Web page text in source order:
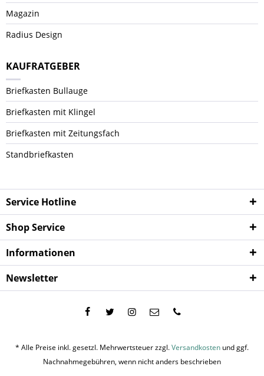
Magazin
Radius Design
KAUFRATGEBER
Briefkasten Bullauge
Briefkasten mit Klingel
Briefkasten mit Zeitungsfach
Standbriefkasten
Service Hotline
Shop Service
Informationen
Newsletter
* Alle Preise inkl. gesetzl. Mehrwertsteuer zzgl.Versandkosten und ggf.
Nachnahmegebühren, wenn nicht anders beschrieben